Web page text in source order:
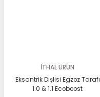
İTHAL ÜRÜN
Eksantrik Dişlisi Egzoz Tarafı
1.0 & 1.1 Ecoboost